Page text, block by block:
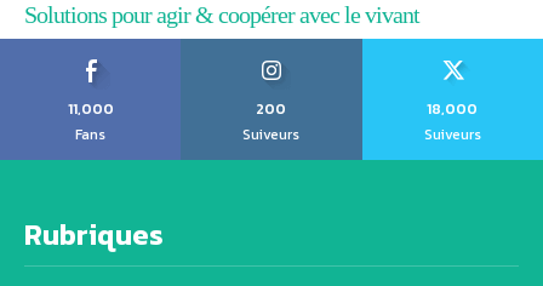
Solutions pour agir & coopérer avec le vivant
11,000
Fans
200
Suiveurs
18,000
Suiveurs
Rubriques